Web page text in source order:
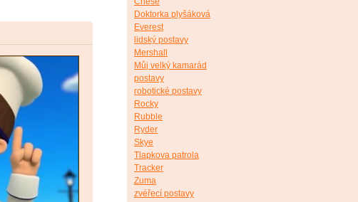
Doktorka plyšáková
Everest
lidský postavy
Mershall
Můj velký kamarád
postavy
robotické postavy
Rocky
Rubble
Ryder
Skye
Tlapkova patrola
Tracker
Zuma
zvéřecí postavy